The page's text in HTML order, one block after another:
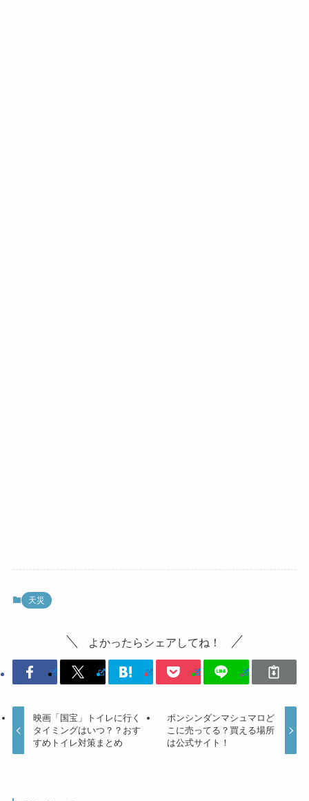
天災
よかったらシェアしてね！
映画「国宝」トイレに行く
タイミングはいつ？？おす
すめトイレ対策まとめ
ポンシンダンマシュマロど
こに売ってる？買える場所
は公式サイト！